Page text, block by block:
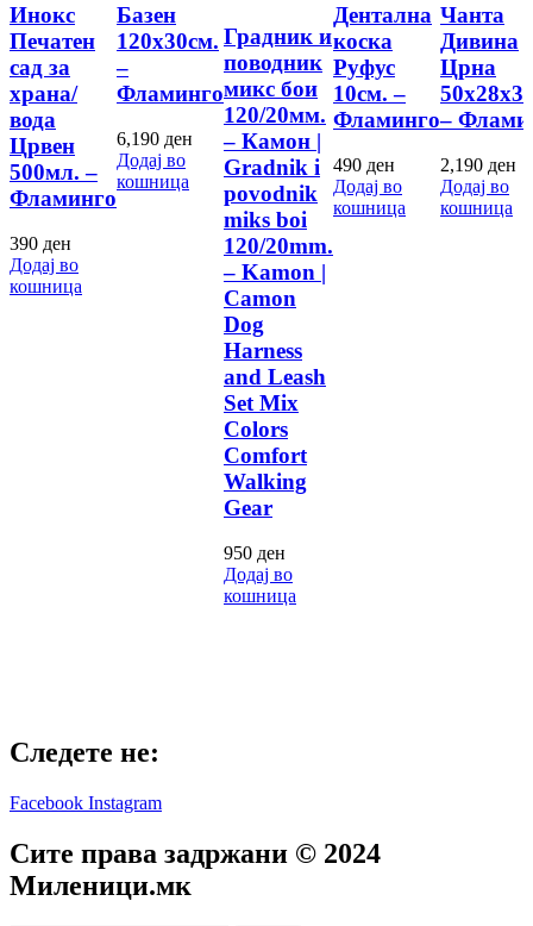
Инокс
Печатен
сад за
храна/
вода
Црвен
500мл. –
Фламинго
390 ден
Додај во
кошница
Базен
120х30см.
–
Фламинго
6,190 ден
Додај во
кошница
Градник и
поводник
микс бои
120/20мм.
– Камон |
Gradnik i
povodnik
miks boi
120/20mm.
– Kamon |
Camon
Dog
Harness
and Leash
Set Mix
Colors
Comfort
Walking
Gear
950 ден
Додај во
кошница
Дентална
коска
Руфус
10см. –
Фламинго
490 ден
Додај во
кошница
Чанта
Дивина
Црна
–
2,190 ден
Додај во
кошница
Следете не:
Facebook Instagram
Сите права задржани © 2024
Mиленици.мк